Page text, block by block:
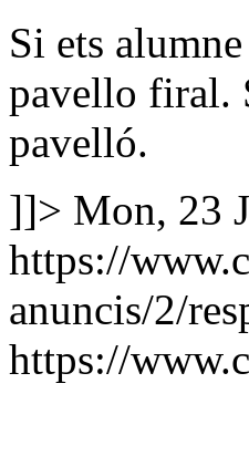
Si ets
pavello firal.
pavelló.
]]> Mon, 23
https://
anuncis/2/
https://